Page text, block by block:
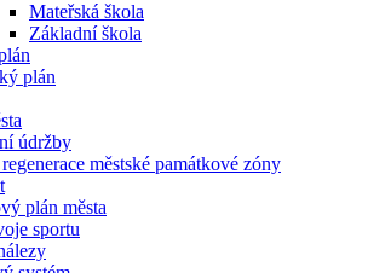
Mateřská škola
Základní škola
plán
údržby
městské památkové zóny
plán města
sportu